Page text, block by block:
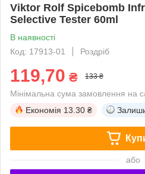
Viktor Rolf Spicebomb
Selective Tester 60ml
В наявності
Код: 17913-01
Роздріб
119,70 ₴ 133 ₴
Мінімальна сума замовлення на
Економія 13.30 ₴
або